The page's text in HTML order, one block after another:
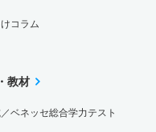
コラム
教材
ベネッセ総合学力テスト